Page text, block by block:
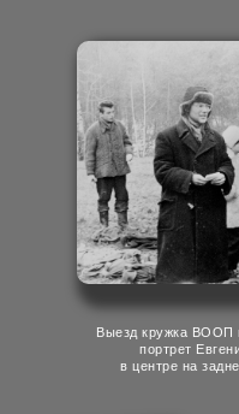
Выезд кружка ВООП
портрет
в центре на
Николай Дроздов, Алексей